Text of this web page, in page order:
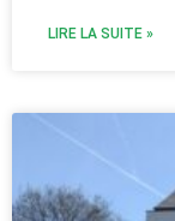
LIRE LA SUITE »